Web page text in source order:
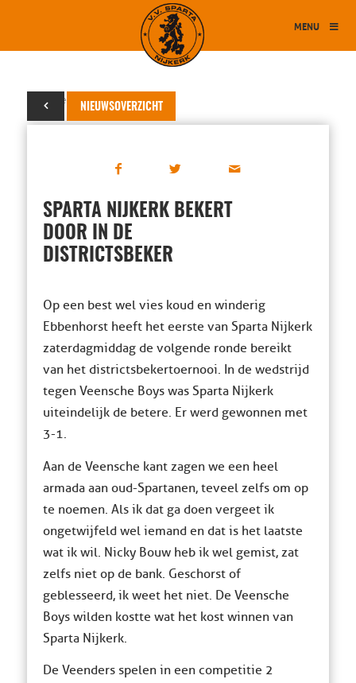
MENU
NIEUWSOVERZICHT
19 november 2016
SPARTA NIJKERK BEKERT
DOOR IN DE
DISTRICTSBEKER
Op een best wel vies koud en winderig
Ebbenhorst heeft het eerste van Sparta Nijkerk
zaterdagmiddag de volgende ronde bereikt
van het districtsbekertoernooi. In de wedstrijd
tegen Veensche Boys was Sparta Nijkerk
uiteindelijk de betere. Er werd gewonnen met
3-1.
Aan de Veensche kant zagen we een heel
armada aan oud-Spartanen, teveel zelfs om op
te noemen. Als ik dat ga doen vergeet ik
ongetwijfeld wel iemand en dat is het laatste
wat ik wil. Nicky Bouw heb ik wel gemist, zat
zelfs niet op de bank. Geschorst of
geblesseerd, ik weet het niet. De Veensche
Boys wilden kostte wat het kost winnen van
Sparta Nijkerk.
De Veenders spelen in een competitie 2